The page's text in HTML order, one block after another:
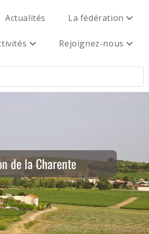
Actualités La fédération
Rejoignez-nous
de la Charente